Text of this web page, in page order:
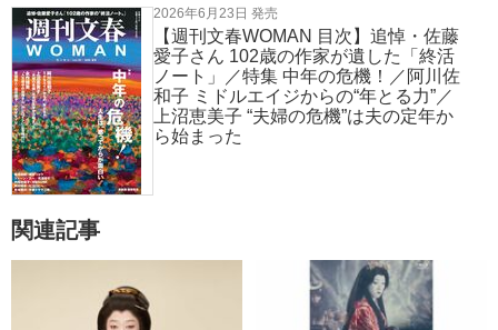
2026年6月23日 発売
【週刊文春WOMAN 目次】追悼・佐藤
愛子さん 102歳の作家が遺した「終活
ノート」／特集 中年の危機！／阿川佐
和子 ミドルエイジからの“年とる力”／
上沼恵美子 “夫婦の危機”は夫の定年か
ら始まった
関連記事